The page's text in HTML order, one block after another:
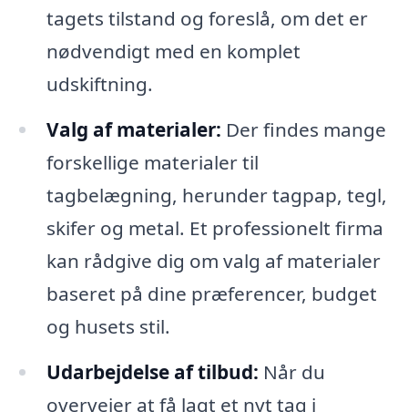
tagets tilstand og foreslå, om det er
nødvendigt med en komplet
udskiftning.
Valg af materialer: Der findes mange
forskellige materialer til
tagbelægning, herunder tagpap, tegl,
skifer og metal. Et professionelt firma
kan rådgive dig om valg af materialer
baseret på dine præferencer, budget
og husets stil.
Udarbejdelse af tilbud: Når du
overvejer at få lagt et nyt tag i